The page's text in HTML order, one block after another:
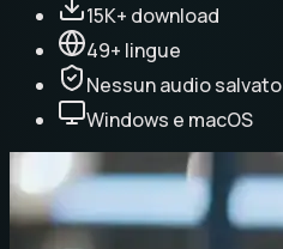
15K+ download
49+ lingue
Nessun audio salvato
Windows e macOS